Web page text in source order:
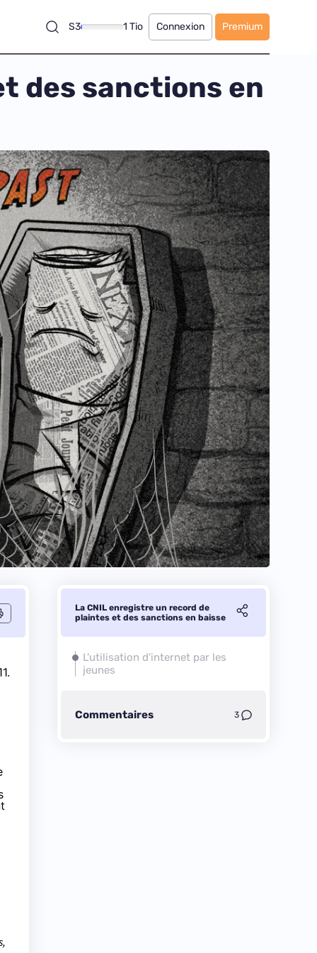
S3 1 Tio Connexion Premium
des sanctions en
La CNIL enregistre un record de
plaintes et des sanctions en baisse
L'utilisation d'internet par les
jeunes
Commentaires 3